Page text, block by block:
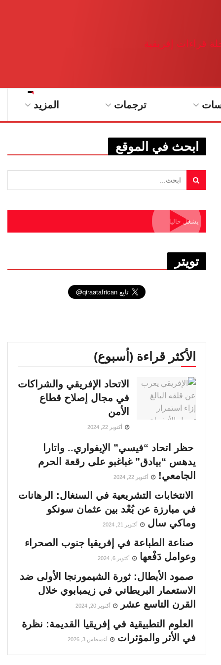
ترجمات المزيد
ابحث في الموقع
يشغل حاليا
تويتر
الأكثر قراءة (أسبوع)
الاتحاد الإفريقي والشراكات
في مجال إصلاح قطاع
الأمن
أكتوبر 22, 2024
حظر اتحاد “فيسي” الإيفواري.. واتارا
يدهس “بيادق” غباغبو على رقعة الحرم
الجامعي!
أكتوبر 22, 2024
الانتخابات التشريعية في السنغال: الرهانات
في مبارزة عن بُعْد بين عثمان سونكو
وماكي سال
أكتوبر 21, 2024
صناعة الطباعة في إفريقيا جنوب الصحراء
وعوامل دَفْعها
أكتوبر 6, 2024
صمود الأبطال: ثورة الشيمورنجا الأولى ضد
الاستعمار البريطاني في زيمبابوي خلال
القرن التاسع عشر
أكتوبر 20, 2024
العلوم التطبيقية في إفريقيا القديمة: نظرة
في الأثر والمؤثرات
أغسطس 3, 2026